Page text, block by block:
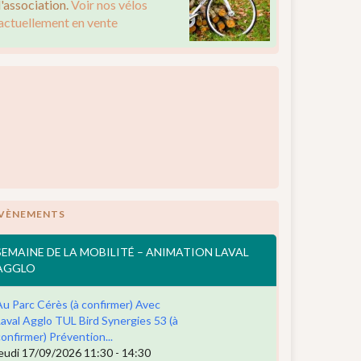
Voir nos vélos
en vente
DE LA MOBILITÉ – ANIMATION LAVAL
Parc Cérès (à confirmer) Avec
Agglo TUL Bird Synergies 53 (à
Prévention...
17/09/2026 11:30 - 14:30